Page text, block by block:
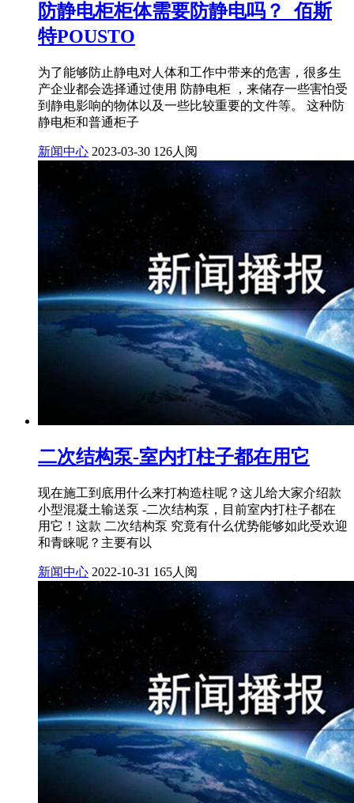
防静电柜柜体需要防静电吗？_佰斯
特POUSTO
为了能够防止静电对人体和工作中带来的危害，很多生
产企业都会选择通过使用 防静电柜 ，来储存一些害怕受
到静电影响的物体以及一些比较重要的文件等。 这种防
静电柜和普通柜子
新闻中心 2023-03-30 126人阅
二次结构泵-室内打柱子都在用它
现在施工到底用什么来打构造柱呢？这儿给大家介绍款
小型混凝土输送泵 -二次结构泵，目前室内打柱子都在
用它！这款 二次结构泵 究竟有什么优势能够如此受欢迎
和青睐呢？主要有以
新闻中心 2022-10-31 165人阅